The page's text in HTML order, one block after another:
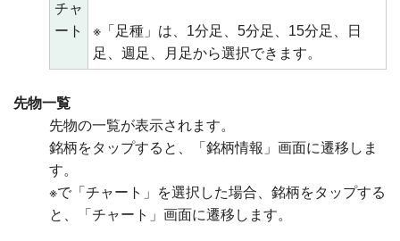
チャ
ート
※「足種」は、1分足、5分足、15分足、日
足、週足、月足から選択できます。
先物一覧
先物の一覧が表示されます。
銘柄をタップすると、「銘柄情報」画面に遷移しま
す。
※で「チャート」を選択した場合、銘柄をタップする
と、「チャート」画面に遷移します。